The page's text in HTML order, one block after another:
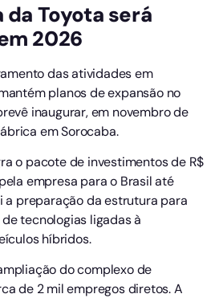
Toyota será
2026
das atividades em
planos de expansão no
inaugurar, em novembro de
em Sorocaba.
o pacote de investimentos de R$
empresa para o Brasil até
a preparação da estrutura para
tecnologias ligadas à
híbridos.
do complexo de
de 2 mil empregos diretos. A